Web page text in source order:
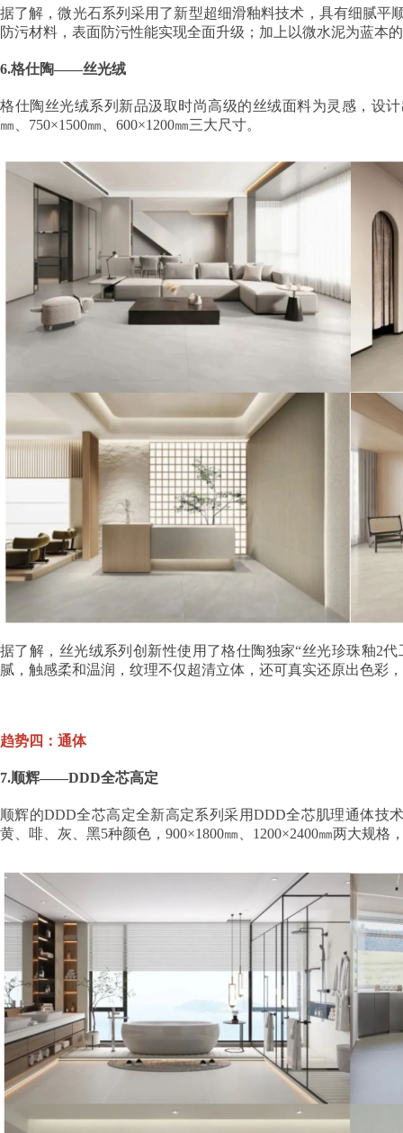
据了解，微光石系列采用了新型超细滑釉料技术，具有细腻
防污材料，表面防污性能实现全面升级；加上以微水泥为蓝本
6.格仕陶——丝光绒
格仕陶丝光绒系列新品汲取时尚高级的丝绒面料为灵感，设
㎜、750×1500㎜、600×1200㎜三大尺寸。
据了解，丝光绒系列创新性使用了格仕陶独家“丝光珍珠釉2
腻，触感柔和温润，纹理不仅超清立体，还可真实还原出色彩
趋势四：通体
7.顺辉——DDD全芯高定
顺辉的DDD全芯高定全新高定系列采用DDD全芯肌理通体技
黄、啡、灰、黑5种颜色，900×1800㎜、1200×2400㎜两大规格